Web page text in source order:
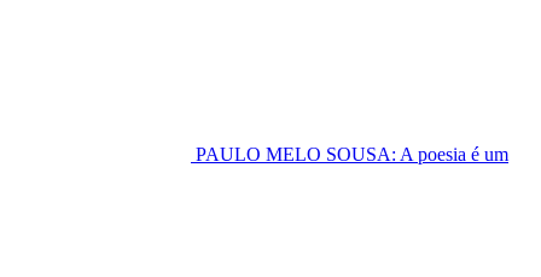
PAULO MELO SOUSA: A poesia é um